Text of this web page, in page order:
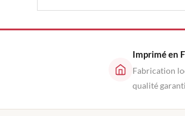
Imprimé en
Fabrication
qualité